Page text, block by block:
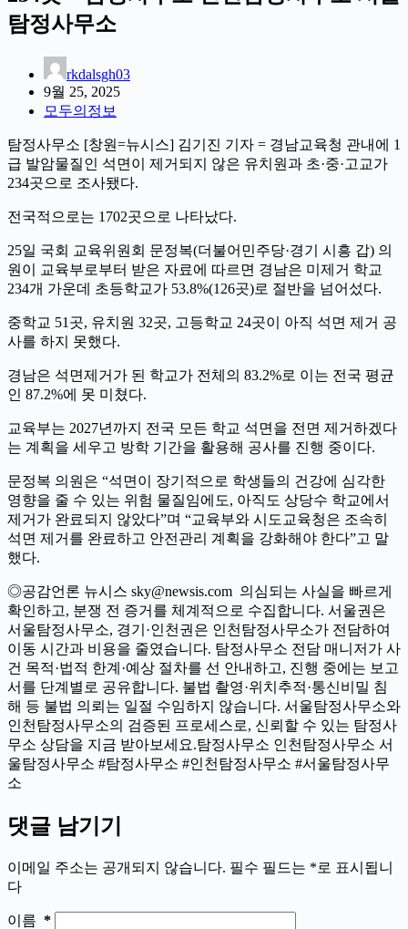
탐정사무소
rkdalsgh03
9월 25, 2025
모두의정보
탐정사무소 [창원=뉴시스] 김기진 기자 = 경남교육청 관내에 1
급 발암물질인 석면이 제거되지 않은 유치원과 초·중·고교가
234곳으로 조사됐다.
전국적으로는 1702곳으로 나타났다.
25일 국회 교육위원회 문정복(더불어민주당·경기 시흥 갑) 의
원이 교육부로부터 받은 자료에 따르면 경남은 미제거 학교
234개 가운데 초등학교가 53.8%(126곳)로 절반을 넘어섰다.
중학교 51곳, 유치원 32곳, 고등학교 24곳이 아직 석면 제거 공
사를 하지 못했다.
경남은 석면제거가 된 학교가 전체의 83.2%로 이는 전국 평균
인 87.2%에 못 미쳤다.
교육부는 2027년까지 전국 모든 학교 석면을 전면 제거하겠다
는 계획을 세우고 방학 기간을 활용해 공사를 진행 중이다.
문정복 의원은 “석면이 장기적으로 학생들의 건강에 심각한
영향을 줄 수 있는 위험 물질임에도, 아직도 상당수 학교에서
제거가 완료되지 않았다”며 “교육부와 시도교육청은 조속히
석면 제거를 완료하고 안전관리 계획을 강화해야 한다”고 말
했다.
◎공감언론 뉴시스 sky@newsis.com 의심되는 사실을 빠르게
확인하고, 분쟁 전 증거를 체계적으로 수집합니다. 서울권은
서울탐정사무소, 경기·인천권은 인천탐정사무소가 전담하여
이동 시간과 비용을 줄였습니다. 탐정사무소 전담 매니저가 사
건 목적·법적 한계·예상 절차를 선 안내하고, 진행 중에는 보고
서를 단계별로 공유합니다. 불법 촬영·위치추적·통신비밀 침
해 등 불법 의뢰는 일절 수임하지 않습니다. 서울탐정사무소와
인천탐정사무소의 검증된 프로세스로, 신뢰할 수 있는 탐정사
무소 상담을 지금 받아보세요.탐정사무소 인천탐정사무소 서
울탐정사무소 #탐정사무소 #인천탐정사무소 #서울탐정사무
소
댓글 남기기
이메일 주소는 공개되지 않습니다. 필수 필드는 *로 표시됩니
다
이름 *